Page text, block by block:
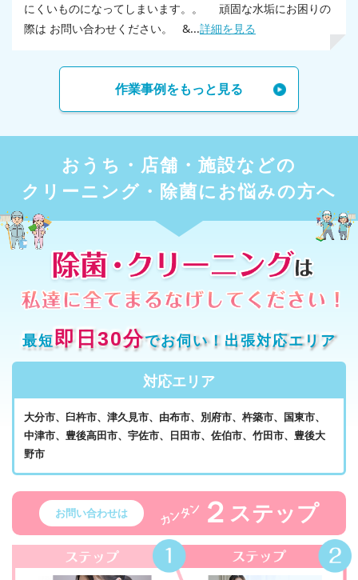
にくいものになってしまいます。。 頑固な水垢にお困りの
際は お問い合わせください。 &...詳細を見る
作業事例をもっと見る
おうち・店舗・施設などの
クリーニング・除菌にお悩みの方へ
最短即日30分でお伺い！出張対応エリア
対応エリア
大分市、臼杵市、津久見市、由布市、別府市、杵築市、国東市、
中津市、豊後高田市、宇佐市、日田市、佐伯市、竹田市、豊後大
野市
お問い合わせは カンタン ２ ステップ